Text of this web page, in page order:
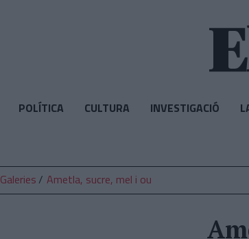
POLÍTICA CULTURA INVESTIGACIÓ
Galeries Ametla, sucre, mel i ou